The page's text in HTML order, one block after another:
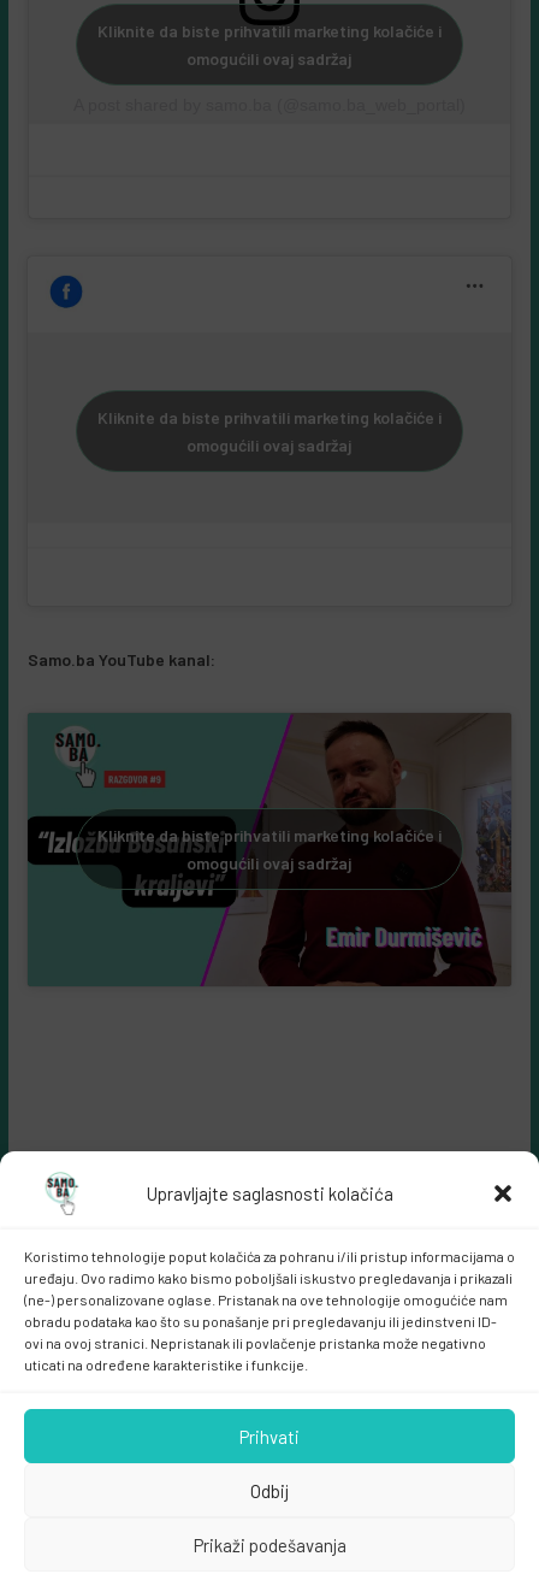
Upravljajte saglasnosti kolačića
Koristimo tehnologije poput kolačića za pohranu i/ili pristup informacijama o
uređaju. Ovo radimo kako bismo poboljšali iskustvo pregledavanja i prikazali
(ne-) personalizovane oglase. Pristanak na ove tehnologije omogućiće nam
obradu podataka kao što su ponašanje pri pregledavanju ili jedinstveni ID-
ovi na ovoj stranici. Nepristanak ili povlačenje pristanka može negativno
uticati na određene karakteristike i funkcije.
Prihvati
Odbij
Prikaži podešavanja
Kliknite da biste prihvatili marketing kolačiće i
omogućili ovaj sadržaj
Kliknite da biste prihvatili marketing kolačiće i
omogućili ovaj sadržaj
Samo.ba YouTube kanal:
Kliknite da biste prihvatili marketing kolačiće i
omogućili ovaj sadržaj
Samo.ba MARKETING